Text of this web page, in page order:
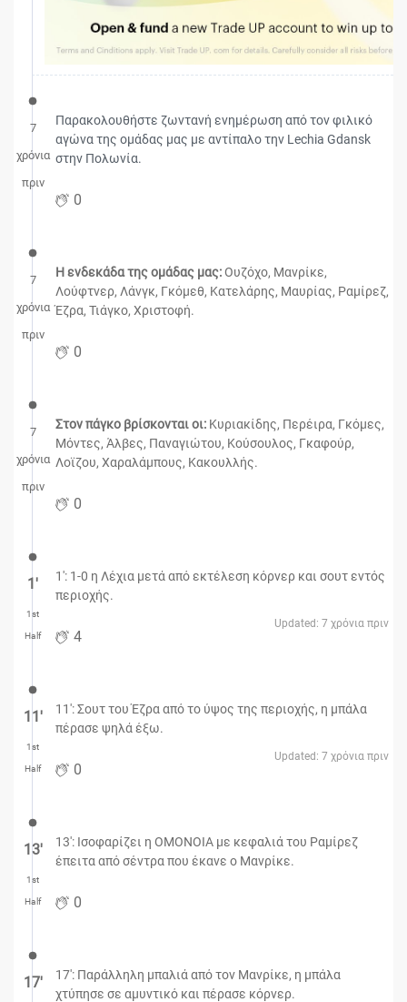
7
χρόνια
πριν
Παρακολουθήστε ζωντανή ενημέρωση από τον φιλικό
αγώνα της ομάδας μας με αντίπαλο την Lechia Gdansk
στην Πολωνία.
0
7
χρόνια
πριν
Η ενδεκάδα της ομάδας μας:Ουζόχο, Μανρίκε,
Λούφτνερ, Λάνγκ, Γκόμεθ, Κατελάρης, Μαυρίας, Ραμίρεζ,
Έζρα, Τιάγκο, Χριστοφή.
0
7
χρόνια
πριν
Στον πάγκο βρίσκονται οι: Κυριακίδης, Περέιρα, Γκόμες,
Μόντες, Άλβες, Παναγιώτου, Κούσουλος, Γκαφούρ,
Λοϊζου, Χαραλάμπους, Κακουλλής.
0
1′
1st
Half
1': 1-0 η Λέχια μετά από εκτέλεση κόρνερ και σουτ εντός
περιοχής.
Updated: 7 χρόνια πριν
4
11′
1st
Half
11': Σουτ του Έζρα από το ύψος της περιοχής, η μπάλα
πέρασε ψηλά έξω.
Updated: 7 χρόνια πριν
0
13′
1st
Half
13': Ισοφαρίζει η ΟΜΟΝΟΙΑ με κεφαλιά του Ραμίρεζ
έπειτα από σέντρα που έκανε ο Μανρίκε.
0
17′
17': Παράλληλη μπαλιά από τον Μανρίκε, η μπάλα
χτύπησε σε αμυντικό και πέρασε κόρνερ.